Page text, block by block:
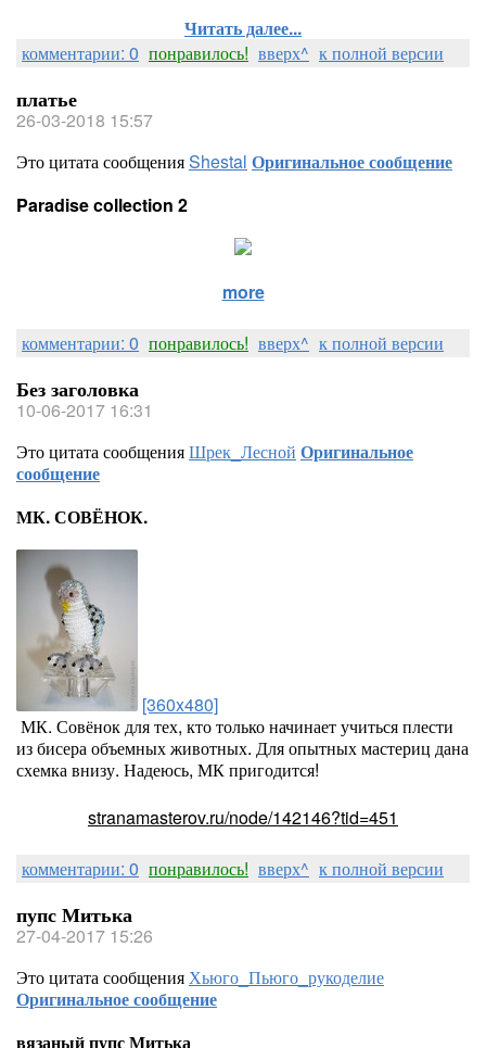
Читать далее...
комментарии: 0 понравилось! вверх^ к полной версии
платье
26-03-2018 15:57
Это цитата сообщенияShestal Оригинальное сообщение
Paradise collection 2
more
комментарии: 0 понравилось! вверх^ к полной версии
Без заголовка
10-06-2017 16:31
Это цитата сообщенияШрек_Лесной Оригинальное
сообщение
МК. СОВЁНОК.
[360x480]
МК. Совёнок для тех, кто только начинает учиться плести
из бисера объемных животных. Для опытных мастериц дана
схемка внизу. Надеюсь, МК пригодится!
stranamasterov.ru/node/142146?tid=451
комментарии: 0 понравилось! вверх^ к полной версии
пупс Митька
27-04-2017 15:26
Это цитата сообщенияХьюго_Пьюго_рукоделие
Оригинальное сообщение
вязаный пупс Митька